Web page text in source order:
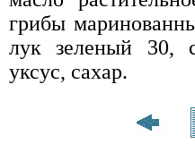
грибы
лук зеленый 30,
уксус, сахар.